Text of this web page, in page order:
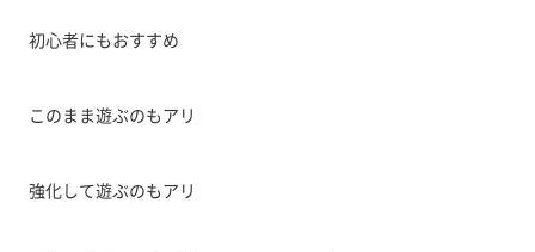
初心者にもおすすめ
このまま遊ぶのもアリ
強化して遊ぶのもアリ